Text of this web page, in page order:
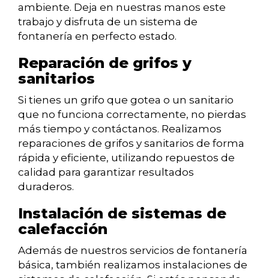
ambiente. Deja en nuestras manos este
trabajo y disfruta de un sistema de
fontanería en perfecto estado.
Reparación de grifos y
sanitarios
Si tienes un grifo que gotea o un sanitario
que no funciona correctamente, no pierdas
más tiempo y contáctanos. Realizamos
reparaciones de grifos y sanitarios de forma
rápida y eficiente, utilizando repuestos de
calidad para garantizar resultados
duraderos.
Instalación de sistemas de
calefacción
Además de nuestros servicios de fontanería
básica, también realizamos instalaciones de